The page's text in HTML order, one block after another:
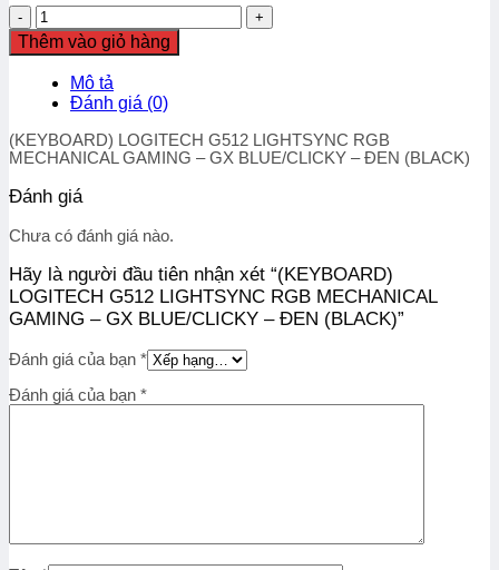
(KEYBOARD)
LOGITECH
G512
LIGHTSYNC
RGB
MECHANICAL
GAMING
-
BLUE/CLICKY
ĐEN
số
lượng
Thêm vào giỏ hàng
Mô tả
Đánh giá (0)
(KEYBOARD) LOGITECH G512 LIGHTSYNC RGB
MECHANICAL GAMING – GX BLUE/CLICKY – ĐEN (BLACK)
Đánh giá
Chưa có đánh giá nào.
Hãy là người đầu tiên nhận xét “(KEYBOARD)
LOGITECH G512 LIGHTSYNC RGB MECHANICAL
GAMING – GX BLUE/CLICKY – ĐEN (BLACK)”
Đánh giá của bạn *
Đánh giá của bạn *